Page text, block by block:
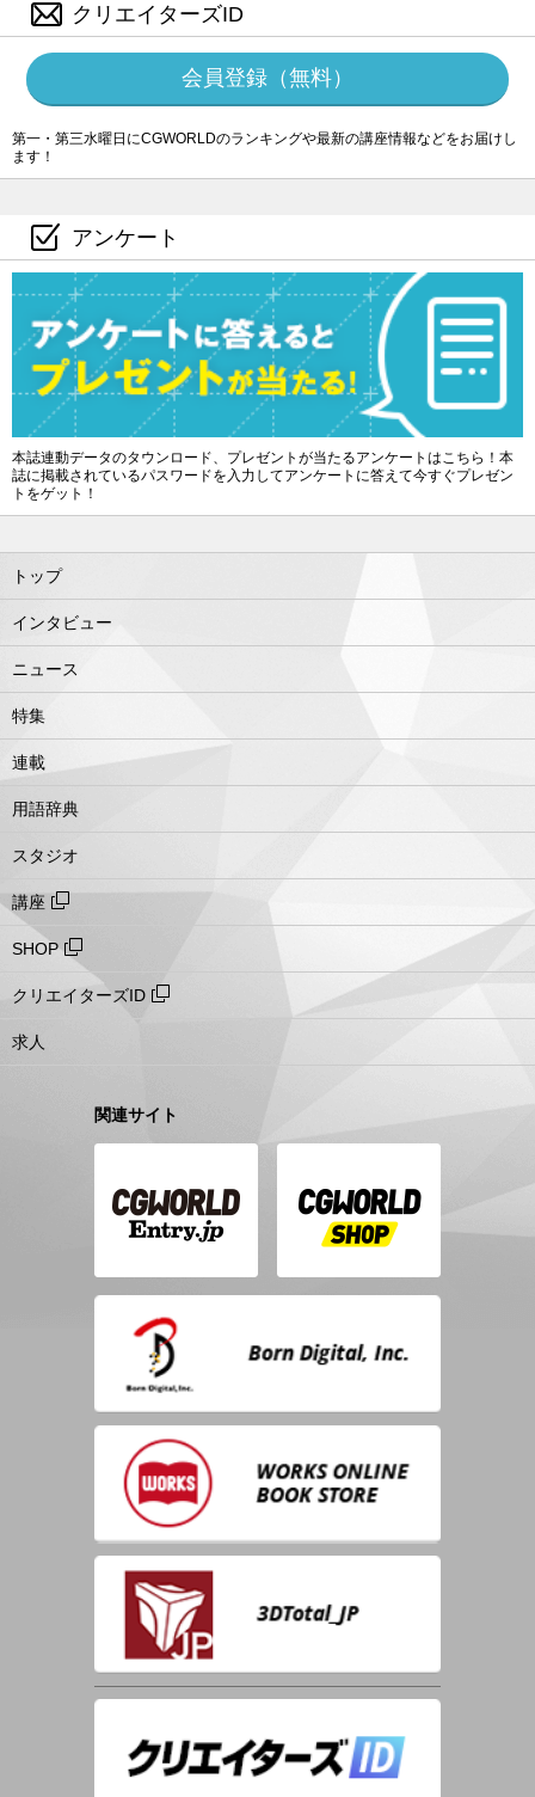
クリエイターズID
会員登録（無料）
第一・第三水曜日にCGWORLDのランキングや最新の講座情報などをお届けし
ます！
アンケート
本誌連動データのタウンロード、プレゼントが当たるアンケートはこちら！本
誌に掲載されているパスワードを入力してアンケートに答えて今すぐプレゼン
トをゲット！
トップ
インタビュー
ニュース
特集
連載
用語辞典
スタジオ
講座
SHOP
クリエイターズID
求人
関連サイト